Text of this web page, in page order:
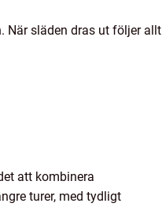
När släden dras ut följer allt
att kombinera
turer, med tydligt